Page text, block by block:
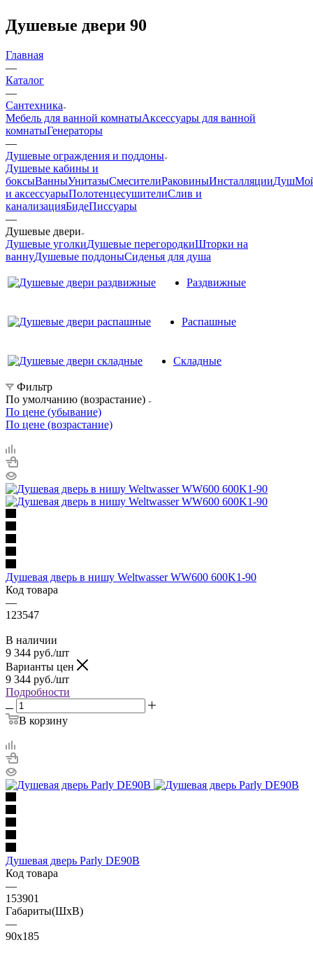
Душевые двери 90
Главная
—
Каталог
—
Сантехника
Мебель для ванной комнатыАксессуары для ванной
комнатыГенераторы
—
Душевые ограждения и поддоны
Душевые кабины и
боксыВанныУнитазыСмесителиРаковиныИнсталляцииДуш
и аксессуарыПолотенцесушителиСлив и
канализацияБидеПиссуары
—
Душевые двери
Душевые уголкиДушевые перегородкиШторки на
ваннуДушевые поддоныСиденья для душа
Раздвижные
Распашные
Складные
Фильтр
По умолчанию (возрастание)
По цене (убывание)
По цене (возрастание)
Душевая дверь в нишу Weltwasser WW600 600K1-90
Код товара
—
123547
В наличии
9 344 руб./шт
Варианты цен
9 344 руб./шт
Подробности
В корзину
Душевая дверь Parly DE90B
Код товара
—
153901
Габариты(ШхВ)
—
90x185